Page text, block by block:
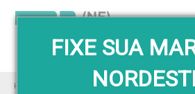
FIXE SUA
Home